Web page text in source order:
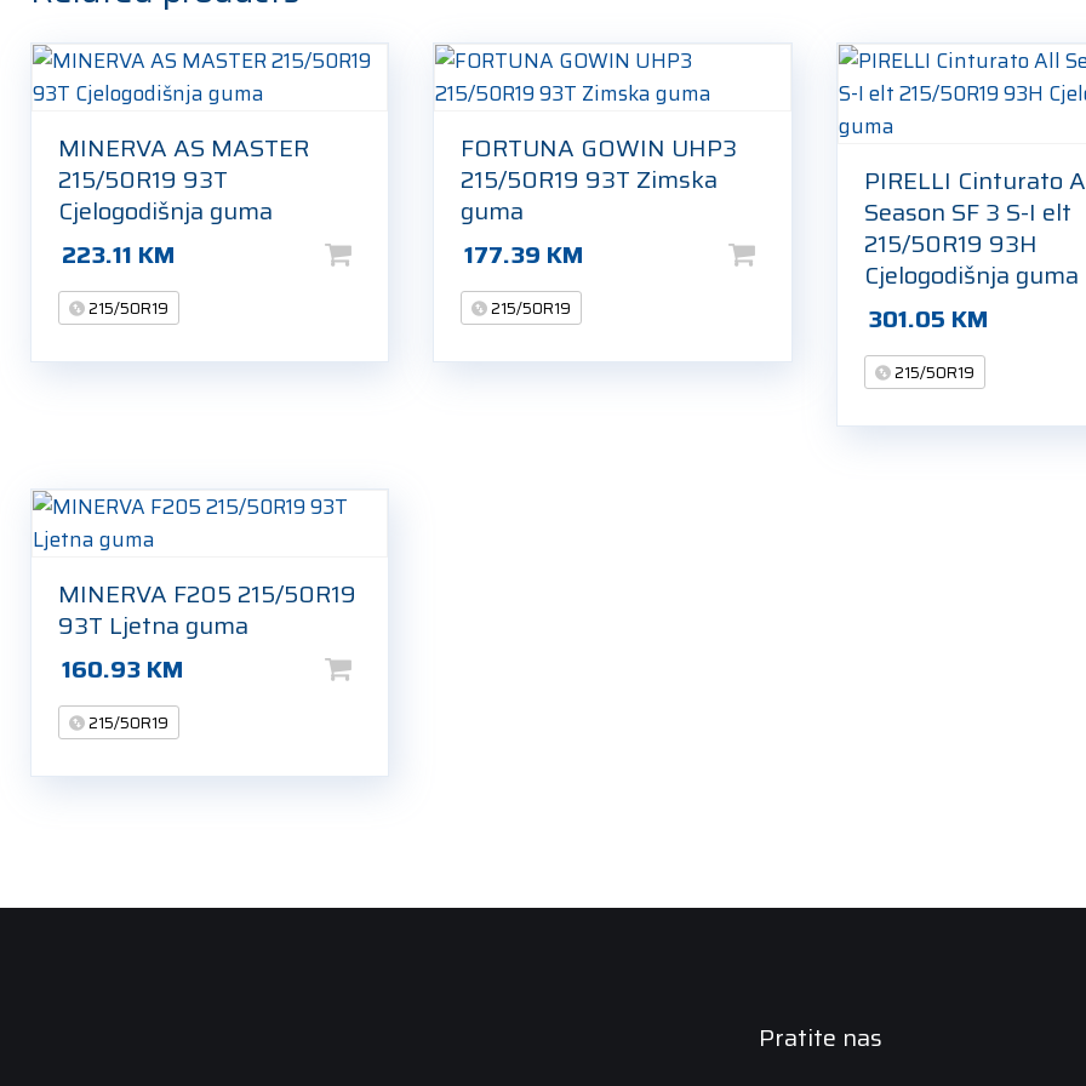
MINERVA AS MASTER
215/50R19 93T
Cjelogodišnja guma
223.11 KM
215/50R19
FORTUNA GOWIN UHP3
215/50R19 93T Zimska
guma
177.39 KM
215/50R19
PIRELLI Cinturato
Season SF 3 S-I elt
215/50R19 93H
Cjelogodišnja guma
301.05 KM
215/50R19
MINERVA F205 215/50R19
93T Ljetna guma
160.93KM
215/50R19
Pratite nas